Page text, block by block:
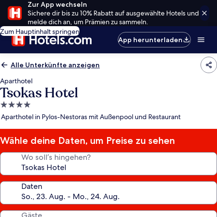
Zur App wechseln
Sichere dir bis zu 10% Rabatt auf ausgewählte Hotels und
melde dich an, um Prämien zu sammeln.
Zum Hauptinhalt springen
App herunterladen
Alle Unterkünfte anzeigen
Aparthotel
Tsokas Hotel
4.0-
Sterne-
Aparthotel in Pylos-Nestoras mit Außenpool und Restaurant
Wähle deine Daten, um Preise zu sehen
Wo soll’s hingehen?
Daten